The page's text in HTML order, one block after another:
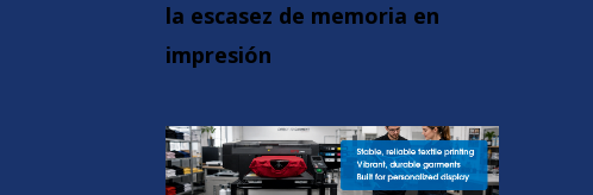
la escasez de memoria en
impresión